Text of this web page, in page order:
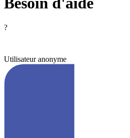
?
Utilisateur anonyme